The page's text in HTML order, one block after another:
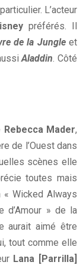
L’acteur
préférés. Il
de la Jungleet
Aladdin. Côté
Rebecca Mader,
de l’Ouest dans
scènes elle
toutes mais
Wicked Always
d’Amour » de la
aurait aimé être
tout comme elle
Lana [Parrilla]